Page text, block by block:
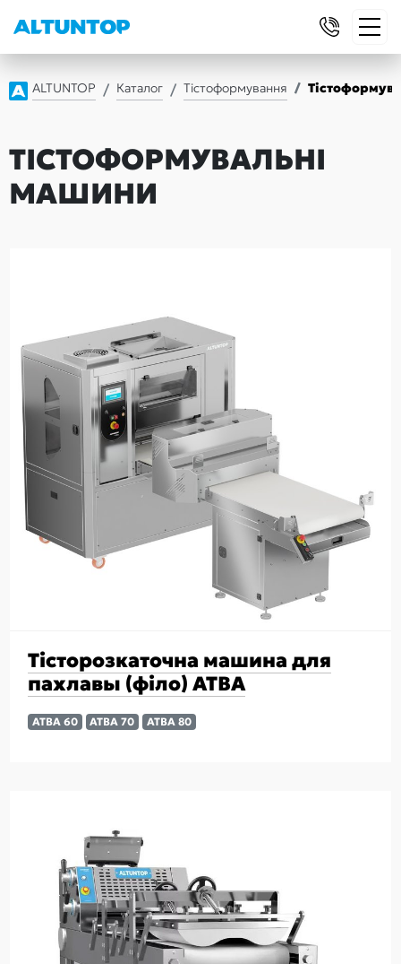
ALTUNTOP Каталог Тістоформування
ТІСТОФОРМУВАЛЬНІ
МАШИНИ
Тісторозкаточна машина для
пахлавы (філо) ATBA
ATBA 60 ATBA 70 ATBA 80